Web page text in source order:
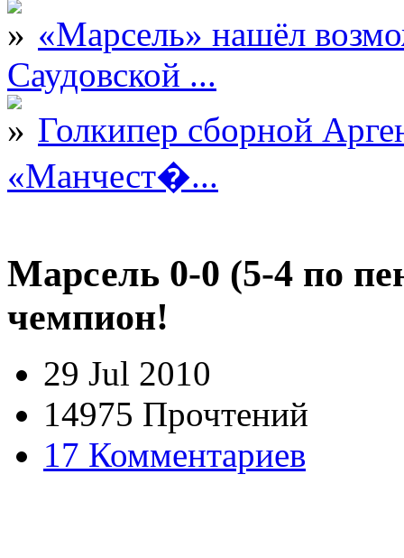
«Марсель» нашёл
Саудовской ...
Голкипер сборной
«Манчест�...
Марсель 0-0 (5-4 по
чемпион!
29 Jul 2010
14975 Прочтений
17 Комментариев